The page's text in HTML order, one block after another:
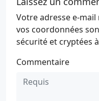
Votre adresse e-
vos coordonnées
sécurité et cryptées
Commentaire